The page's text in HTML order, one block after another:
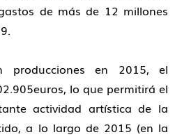
de más de 12 millones
producciones en 2015, el
lo que permitirá el
actividad artística de la
a lo largo de 2015 (en la